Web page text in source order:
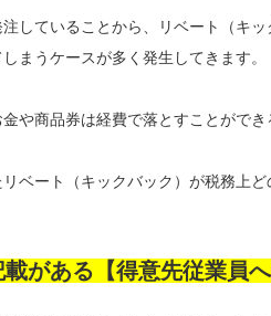
していることから、リベート（キ
まうケースが多く発生してきます。
や商品券は経費で落とすことができ
ベート（キックバック）が税務上
がある【得意先従業員へ